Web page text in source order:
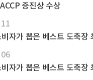
증진상 수상
자가 뽑은 베스트 도축장
자가 뽑은 베스트 도축장